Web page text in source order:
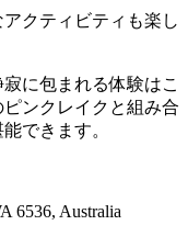
クティビティも楽し
に包まれる体験はこ
ンクレイクと組み合
できます。
6536, Australia